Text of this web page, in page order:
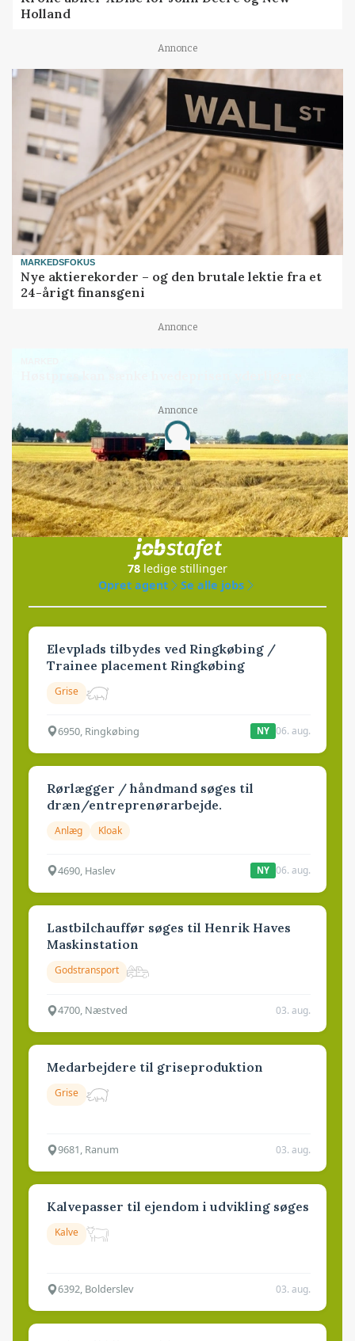
Holland
Annonce
MARKEDSFOKUS
Nye aktierekorder – og den brutale lektie fra et
24-årigt finansgeni
Annonce
Annonce
Loading...
Jobs
i samarbejde med
78 ledige stillinger
Opret agent
Se alle jobs
Elevplads tilbydes ved Ringkøbing /
Trainee placement Ringkøbing
Grise
6950, Ringkøbing NY 06. aug.
Rørlægger / håndmand søges til
dræn/entreprenørarbejde.
Anlæg Kloak
4690, Haslev NY 06. aug.
Lastbilchauffør søges til Henrik Haves
Maskinstation
Godstransport
4700, Næstved 03. aug.
Medarbejdere til griseproduktion
Grise
9681, Ranum 03. aug.
Kalvepasser til ejendom i udvikling søges
Kalve
6392, Bolderslev 03. aug.